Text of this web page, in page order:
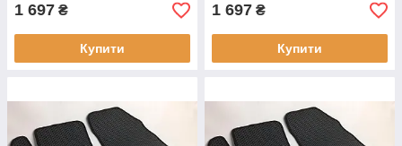
1 697 ₴
Купити
1 697 ₴
Купити